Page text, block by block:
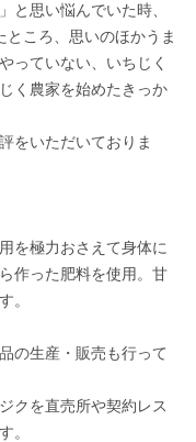
と思い悩んでいた時、
ころ、思いのほかうま
っていない、いちじく
く農家を始めたきっか
をいただいておりま
を極力おさえて身体に
作った肥料を使用。甘
。
の生産・販売も行って
クを直売所や契約レス
。